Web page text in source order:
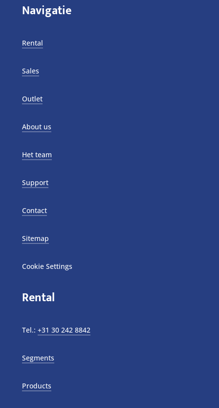
Navigatie
Rental
Sales
Outlet
About us
Het team
Support
Contact
Sitemap
Cookie Settings
Rental
Tel.: +31 30 242 8842
Segments
Products